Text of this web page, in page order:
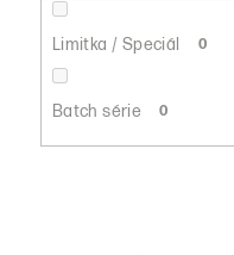
Limitka / Speciál 0
Batch série 0